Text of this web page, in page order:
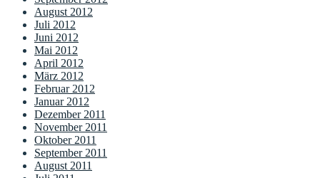
August 2012
Juli 2012
Juni 2012
Mai 2012
April 2012
März 2012
Februar 2012
Januar 2012
Dezember 2011
November 2011
Oktober 2011
September 2011
August 2011